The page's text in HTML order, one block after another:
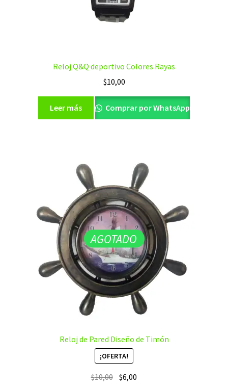
Reloj Q&Q deportivo Colores Rayas
$10,00
Leer más Comprar por WhatsApp
AGOTADO
Reloj de Pared Diseño de Timón
¡OFERTA!
$10,00 El$6,00